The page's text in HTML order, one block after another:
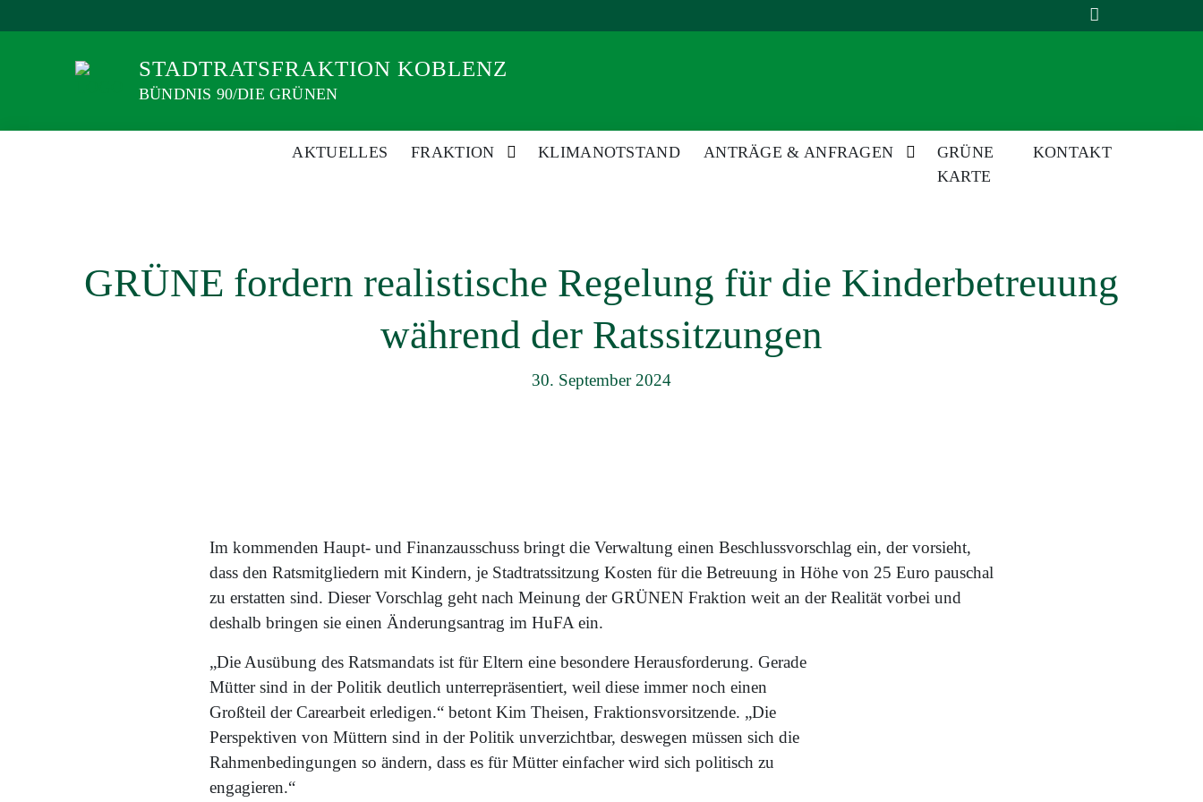
zum
STADTRATSFRAKTION KOBLENZ
BÜNDNIS 90/DIE GRÜNEN
AKTUELLES FRAKTION KLIMANOTSTAND ANTRÄGE & ANFRAGEN
GRÜNE
KARTE
KONTAKT
GRÜNE fordern realistische Regelung für die Kinderbetreuung
während der Ratssitzungen
30. September 2024
Im kommenden Haupt- und Finanzausschuss bringt die Verwaltung einen Beschlussvorschlag ein, der vorsieht,
dass den Ratsmitgliedern mit Kindern, je Stadtratssitzung Kosten für die Betreuung in Höhe von 25 Euro pauschal
zu erstatten sind. Dieser Vorschlag geht nach Meinung der GRÜNEN Fraktion weit an der Realität vorbei und
deshalb bringen sie einen Änderungsantrag im HuFA ein.
„Die Ausübung des Ratsmandats ist für Eltern eine besondere Herausforderung. Gerade
Mütter sind in der Politik deutlich unterrepräsentiert, weil diese immer noch einen
Großteil der Carearbeit erledigen.“ betont Kim Theisen, Fraktionsvorsitzende. „Die
Perspektiven von Müttern sind in der Politik unverzichtbar, deswegen müssen sich die
Rahmenbedingungen so ändern, dass es für Mütter einfacher wird sich politisch zu
engagieren.“